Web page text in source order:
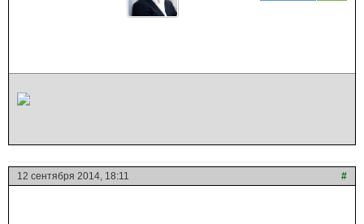
12 сентября 2014, 18:11 #